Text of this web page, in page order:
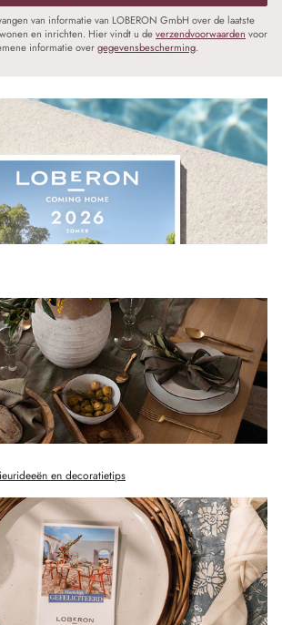
van informatie van LOBERON GmbH over de laatste
en inrichten. Hier vindt u deverzendvoorwaarden voor
informatie overgegevensbescherming.
en decoratietips